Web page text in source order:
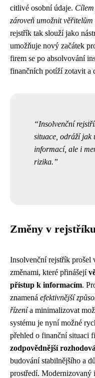
citlivé osobní údaje.
zároveň umožnit
rejstřík tak slouží jako
umožňuje nový začátek
firem se po absolvování
finančních potíží zotavit a
Insolvenční
situace, odráží jak
informací, ale i
rizika.
Změny v
Insolvenční rejstřík prošel
změnami, které přinášejí
přístup k informacím.
znamená efektivnější
řízenía minimalizovat
systému je nyní možné
přehled o finanční situaci
zodpovědnější
budování stabilnějšího a
prostředí. Modernizovaný